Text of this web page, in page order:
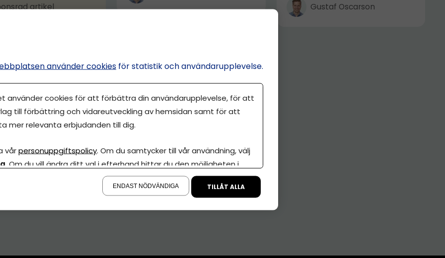
artikel Gustaf Oscarson
använder cookies för statistik och användarupplevelse.
använder cookies för att förbättra din användarupplevelse, för att
till förbättring och vidareutveckling av hemsidan samt för att
mer relevanta erbjudanden till dig.
vårpersonuppgiftspolicy. Om du samtycker till vår användning, välj
. Om du vill ändra ditt val i efterhand hittar du den möjligheten i
ENDAST NÖDVÄNDIGA TILLÅT ALLA